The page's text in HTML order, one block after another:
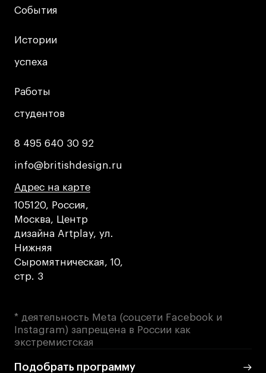
Публичная оферта
Кредит на образование с господдержкой
деятельности АНО ВО «Универсальный
События
События
Истории
успеха
Истории
успеха
Работы
студентов
Работы
студентов
8 495 640 30 92
8 495 640 30 92
info@britishdesign.ru
info@britishdesign.ru
Адрес на карте
Адрес на карте
Адрес на карте
105120, Россия,
Москва, Центр
дизайна Artplay, ул.
Нижняя
Сыромятническая, 10,
стр. 3
* деятельность Meta (соцсети Facebook и
Instagram) запрещена в России как
экстремистская
Подобрать программу